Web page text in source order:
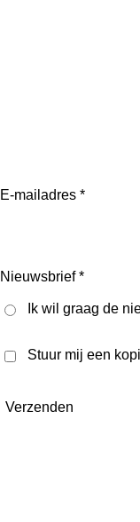
E-mailadres *
Nieuwsbrief *
Ik wil graag de
Stuur mij een
Verzenden